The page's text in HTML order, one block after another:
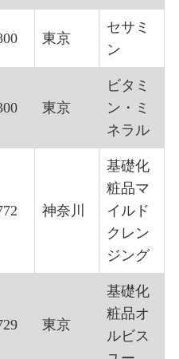
東京
セサミ
ン
東京
ビタミ
ン・ミ
ネラル
神奈川
基礎化
粧品マ
イルド
クレン
ジング
東京
基礎化
粧品オ
ルビス